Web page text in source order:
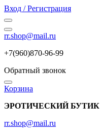
Вход / Регистрация
rr.shop@mail.ru
+7(960)870-96-99
Обратный звонок
Корзина
ЭРОТИЧЕСКИЙ БУТИК
rr.shop@mail.ru